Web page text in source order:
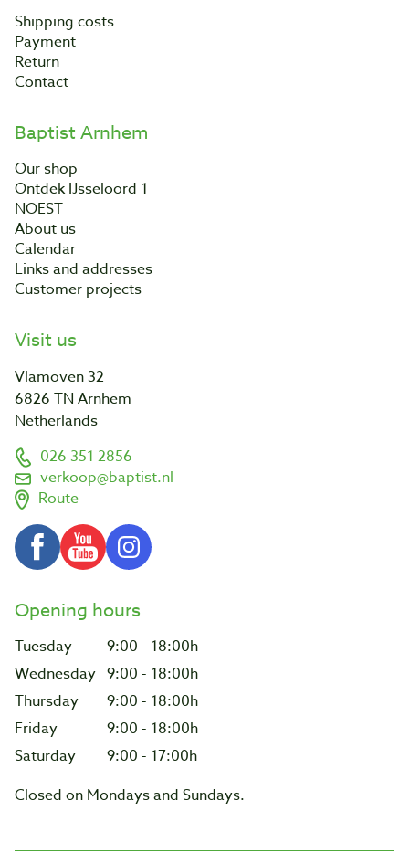
Shipping costs
Payment
Return
Contact
Baptist Arnhem
Our shop
Ontdek IJsseloord 1
NOEST
About us
Calendar
Links and addresses
Customer projects
Visit us
Vlamoven 32
6826 TN Arnhem
Netherlands
026 351 2856
verkoop@baptist.nl
Route
Opening hours
Tuesday
9:00 - 18:00h
Wednesday 9:00 - 18:00h
Thursday
9:00 - 18:00h
Friday
9:00 - 18:00h
Saturday
9:00 - 17:00h
Closed on Mondays and Sundays.